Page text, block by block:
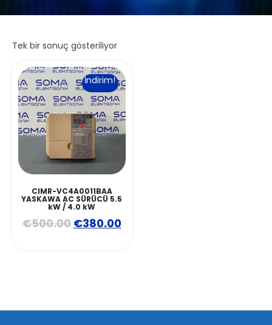
Tek bir sonuç gösteriliyor
İndirim!
CIMR-VC4A0011BAA
YASKAWA AC SÜRÜCÜ 5.5
kW / 4.0 kW
€500.00 €380.00